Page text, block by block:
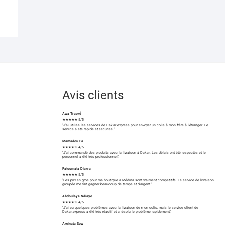
Avis clients
Awa Traoré
★★★★★ 5/5
"J'ai utilisé les services de Dakar.express pour envoyer un colis à mon frère à l'étranger. Le
service a été rapide et sécurisé."
Mamadou Ba
★★★★☆ 4/5
"J'ai commandé des produits avec la livraison à Dakar. Les délais ont été respectés et le
personnel a été très professionnel."
Fatoumata Diarra
★★★★★ 5/5
"Les prix en gros pour ma boutique à Médina sont vraiment compétitifs. Le service de livraison
groupée me fait gagner beaucoup de temps et d'argent."
Abdoulaye Ndiaye
★★★★☆ 4/5
"J'ai eu quelques problèmes avec la livraison de mon colis, mais le service client de
Dakar.express a été très réactif et a résolu le problème rapidement."
Aminata Sow